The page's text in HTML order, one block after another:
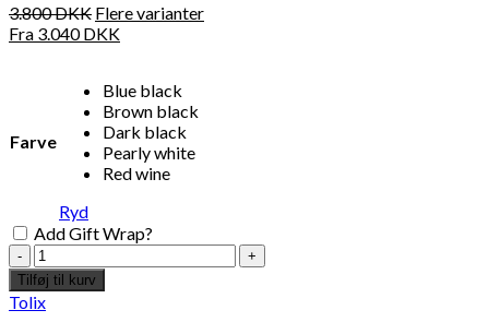
3.800DKK Flere varianter
Fra 3.040DKK
Farve
Blue black
Brown black
Dark black
Pearly white
Red wine
Ryd
Add Gift Wrap?
Tolix
UD
armchair
with
Tilføj til kurv
Tolix